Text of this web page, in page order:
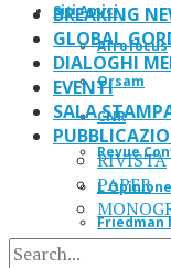
Siti Amici
Afrofocus
Orsam
CNR
Revue
L’Opinione
BREAKING
GLOBAL
DIALOGHI
EVENTI
SALA
RIVISTA
PAPER